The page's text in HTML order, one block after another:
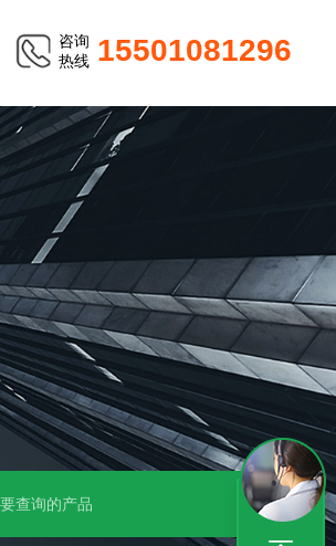
咨询
热线 15501081296